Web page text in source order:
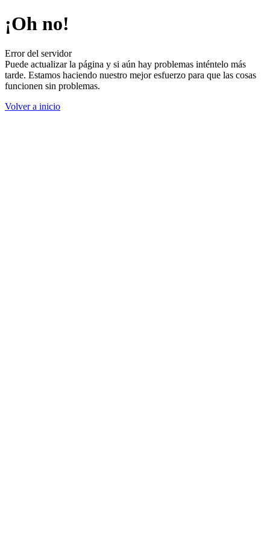
¡Oh no!
Error del servidor
Puede actualizar la página y si aún hay problemas inténtelo más
tarde. Estamos haciendo nuestro mejor esfuerzo para que las cosas
funcionen sin problemas.
Volver a inicio